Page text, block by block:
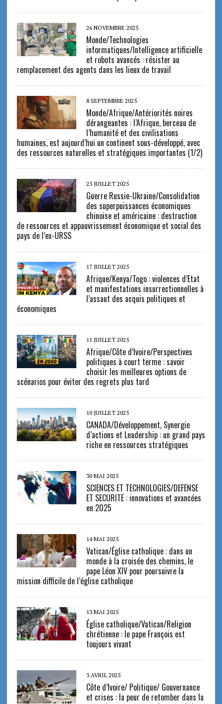
26 NOVEMBRE 2025
Monde/Technologies
informatiques/Intelligence artificielle
et robots avancés : résister au
remplacement des agents dans les lieux de travail
8 SEPTEMBRE 2025
Monde/Afrique/Antériorités noires
dérangeantes : l’Afrique, berceau de
l’humanité et des civilisations
humaines, est aujourd’hui un continent sous-développé, avec
des ressources naturelles et stratégiques importantes (1/2)
25 JUILLET 2025
Guerre Russie-Ukraine/Consolidation
des superpuissances économiques
chinoise et américaine : destruction
de ressources et appauvrissement économique et social des
pays de l’ex-URSS
17 JUILLET 2025
Afrique/Kenya/Togo : violences d’Etat
et manifestations insurrectionnelles à
l’assaut des acquis politiques et
économiques
11 JUILLET 2025
Afrique/Côte d’Ivoire/Perspectives
politiques à court terme : savoir
choisir les meilleures options de
scénarios pour éviter des regrets plus tard
10 JUILLET 2025
CANADA/Développement, Synergie
d’actions et Leadership : un grand pays
riche en ressources stratégiques
30 MAI 2025
SCIENCES ET TECHNOLOGIES/DEFENSE
ET SECURITE : innovations et avancées
en 2025
14 MAI 2025
Vatican/Église catholique : dans un
monde à la croisée des chemins, le
pape Léon XIV pour poursuivre la
mission difficile de l’église catholique
13 MAI 2025
Église catholique/Vatican/Religion
chrétienne : le pape François est
toujours vivant
3 AVRIL 2025
Côte d’Ivoire/ Politique/ Gouvernance
et crises : la peur de retomber dans la